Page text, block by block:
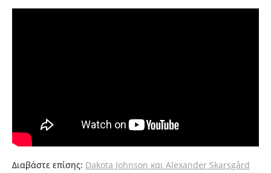
Διαβάστε επίσης: Dakota Johnson και Alexander Skarsgård